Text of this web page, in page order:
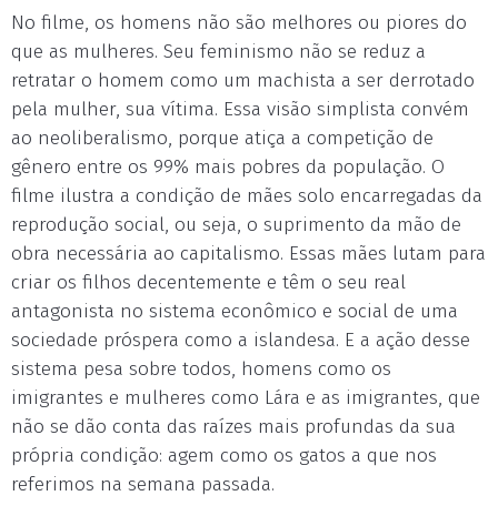
No filme, os homens não são melhores ou piores do
que as mulheres. Seu feminismo não se reduz a
retratar o homem como um machista a ser derrotado
pela mulher, sua vítima. Essa visão simplista convém
ao neoliberalismo, porque atiça a competição de
gênero entre os 99% mais pobres da população. O
filme ilustra a condição de mães solo encarregadas da
reprodução social, ou seja, o suprimento da mão de
obra necessária ao capitalismo. Essas mães lutam para
criar os filhos decentemente e têm o seu real
antagonista no sistema econômico e social de uma
sociedade próspera como a islandesa. E a ação desse
sistema pesa sobre todos, homens como os
imigrantes e mulheres como Lára e as imigrantes, que
não se dão conta das raízes mais profundas da sua
própria condição: agem como os gatos a que nos
referimos na semana passada.